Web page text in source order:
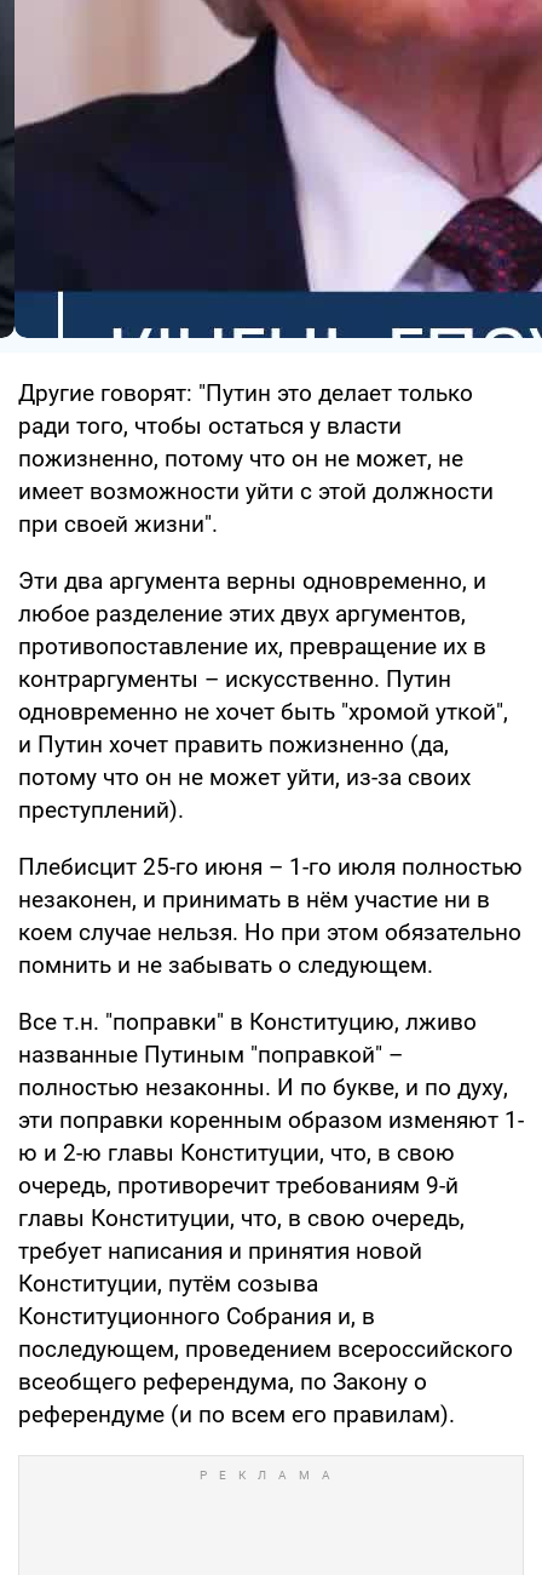
Другие говорят: "Путин это делает только
ради того, чтобы остаться у власти
пожизненно, потому что он не может, не
имеет возможности уйти с этой должности
при своей жизни".
Эти два аргумента верны одновременно, и
любое разделение этих двух аргументов,
противопоставление их, превращение их в
контраргументы – искусственно. Путин
одновременно не хочет быть "хромой уткой",
и Путин хочет править пожизненно (да,
потому что он не может уйти, из-за своих
преступлений).
Плебисцит 25-го июня – 1-го июля полностью
незаконен, и принимать в нём участие ни в
коем случае нельзя. Но при этом обязательно
помнить и не забывать о следующем.
Все т.н. "поправки" в Конституцию, лживо
названные Путиным "поправкой" –
полностью незаконны. И по букве, и по духу,
эти поправки коренным образом изменяют 1-
ю и 2-ю главы Конституции, что, в свою
очередь, противоречит требованиям 9-й
главы Конституции, что, в свою очередь,
требует написания и принятия новой
Конституции, путём созыва
Конституционного Собрания и, в
последующем, проведением всероссийского
всеобщего референдума, по Закону о
референдуме (и по всем его правилам).